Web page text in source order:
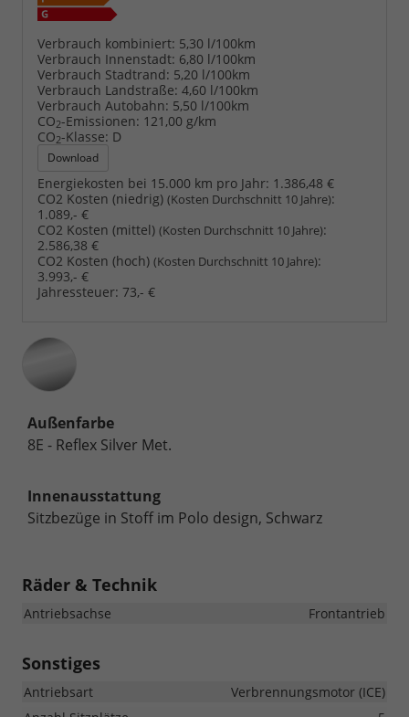
Verbrauch kombiniert: 5,30 l/100km
Verbrauch Innenstadt: 6,80 l/100km
Verbrauch Stadtrand: 5,20 l/100km
Verbrauch Landstraße: 4,60 l/100km
Verbrauch Autobahn: 5,50 l/100km
CO2-Emissionen: 121,00 g/km
CO2-Klasse: D
Download
Energiekosten bei 15.000 km pro Jahr: 1.386,48 €
CO2 Kosten (niedrig) (Kosten Durchschnitt 10 Jahre):
1.089,- €
CO2 Kosten (mittel) (Kosten Durchschnitt 10 Jahre):
2.586,38 €
CO2 Kosten (hoch) (Kosten Durchschnitt 10 Jahre):
3.993,- €
Jahressteuer: 73,- €
Außenfarbe
8E - Reflex Silver Met.
Innenausstattung
Sitzbezüge in Stoff im Polo design, Schwarz
Räder & Technik
Antriebsachse Frontantrieb
Sonstiges
Antriebsart
Verbrennungsmotor (ICE)